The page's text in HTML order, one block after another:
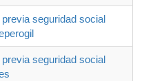
seguridad social
seguridad social